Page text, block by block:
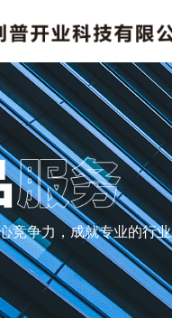
竞争力，成就专业的行